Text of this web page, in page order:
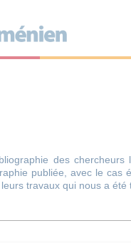
des
publiée, avec le cas
travaux qui nous a été